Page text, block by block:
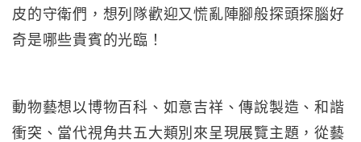
皮的守衛們，想列隊歡迎又慌亂陣腳般探頭探腦好
奇是哪些貴賓的光臨！
動物藝想以博物百科、如意吉祥、傳說製造、和諧
衝突、當代視角共五大類別來呈現展覽主題，從藝